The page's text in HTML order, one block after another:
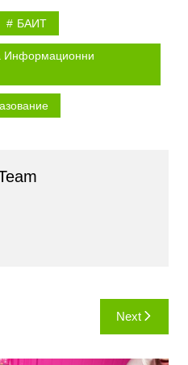
БАИТ
Информационни
Next